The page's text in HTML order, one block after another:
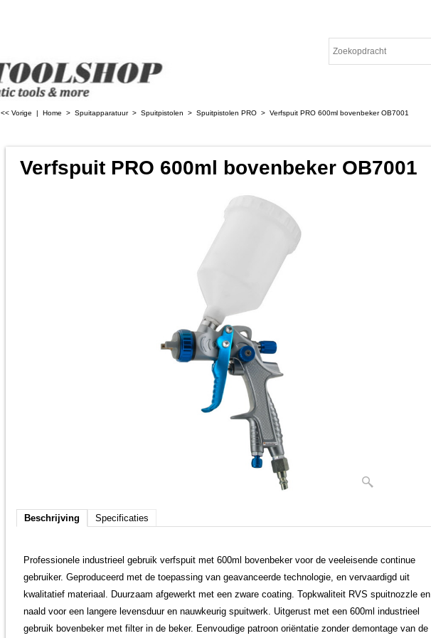
<< Vorige | Home > Spuitapparatuur> Spuitpistolen > Spuitpistolen PRO > Verfspuit PRO 600ml bovenbeker OB7001
Verfspuit PRO 600ml bovenbeker OB7001
Beschrijving Specificaties
Professionele industrieel gebruik verfspuit met 600ml bovenbeker voor de veeleisende continue
gebruiker. Geproduceerd met de toepassing van geavanceerde technologie, en vervaardigd uit
kwalitatief materiaal. Duurzaam afgewerkt met een zware coating. Topkwaliteit RVS spuitnozzle en
naald voor een langere levensduur en nauwkeurig spuitwerk. Uitgerust met een 600ml industrieel
gebruik bovenbeker met filter in de beker. Eenvoudige patroon oriëntatie zonder demontage van de